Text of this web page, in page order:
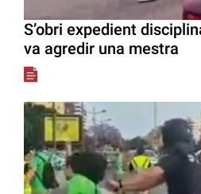
S’obri expedient
va agredir una mestra